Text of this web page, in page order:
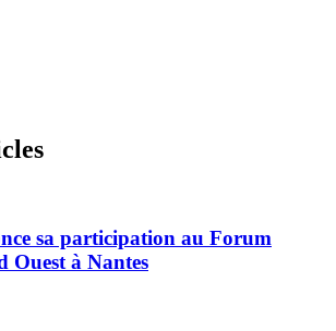
sa participation au Forum
Ouest à Nantes